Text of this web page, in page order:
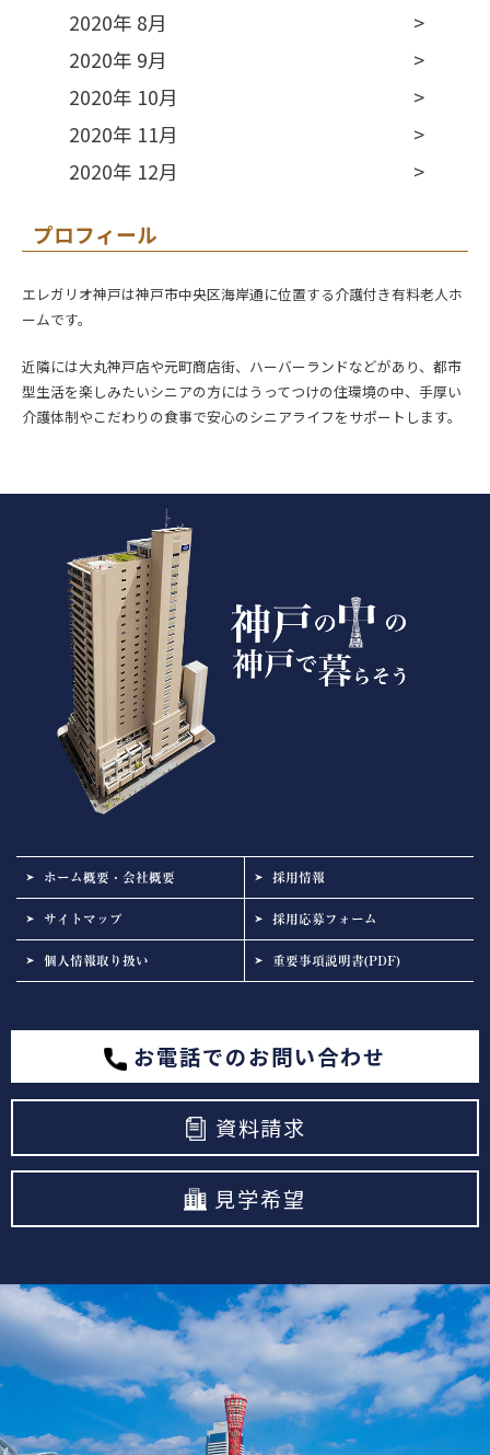
2020年 8月
2020年 9月
2020年 10月
2020年 11月
2020年 12月
プロフィール
エレガリオ神戸は神戸市中央区海岸通に位置する介護付き有料老人ホ
ームです。
近隣には大丸神戸店や元町商店街、ハーバーランドなどがあり、都市
型生活を楽しみたいシニアの方にはうってつけの住環境の中、手厚い
介護体制やこだわりの食事で安心のシニアライフをサポートします。
ホーム概要・会社概要 採用情報
サイトマップ 採用応募フォーム
個人情報取り扱い 重要事項説明書(PDF)
お電話でのお問い合わせ
資料請求
見学希望